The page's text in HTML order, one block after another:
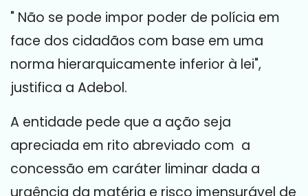
" Não se pode impor poder de polícia em
face dos cidadãos com base em uma
norma hierarquicamente inferior à lei",
justifica a Adebol.
A entidade pede que a ação seja
apreciada em rito abreviado com a
concessão em caráter liminar dada a
urgência da matéria e risco imensurável de